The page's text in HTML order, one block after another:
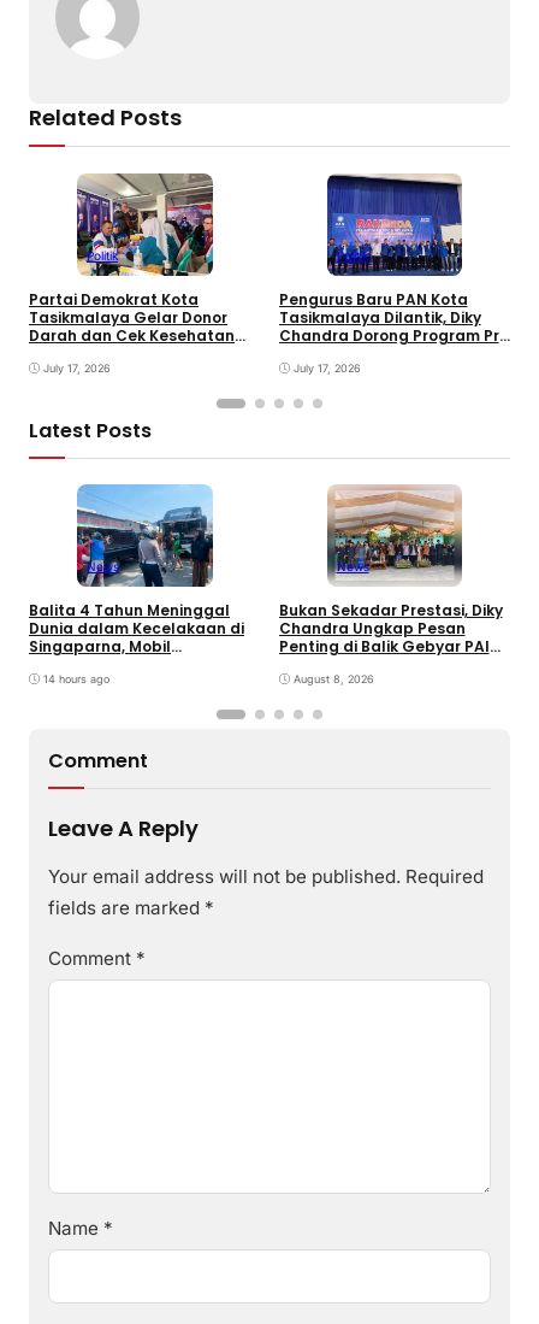
k
Related Posts
Politik
Partai Demokrat Kota
Tasikmalaya Gelar Donor
Darah dan Cek Kesehatan
ke-25 Partai
July 17, 2026
Politik
Pengurus Baru PAN Kota
Tasikmalaya Dilantik, Diky
Chandra Dorong Program Pro
July 17, 2026
Latest Posts
News
Balita 4 Tahun Meninggal
Dunia dalam Kecelakaan di
Singaparna, Mobil
Umur
14 hours ago
News
Bukan Sekadar Prestasi, Diky
Chandra Ungkap Pesan
Penting di Balik Gebyar PAI
August 8, 2026
Comment
Leave A Reply
Your email address will not be published. Required
fields are marked *
Comment *
Name *